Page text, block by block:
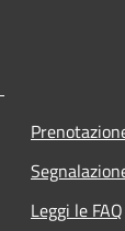
Leggi le FAQ